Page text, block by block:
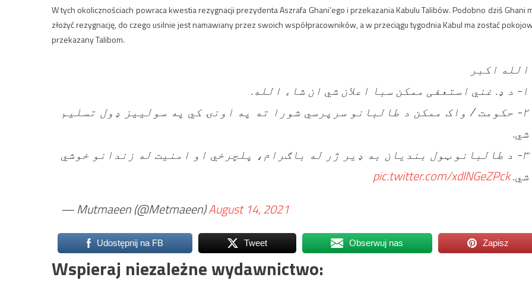
W tych okolicznościach powraca kwestia rezygnacji prezydenta Aszrafa Ghani’ego i przekazania Kabulu Talibów. Podobno dziś Ghani
złożyć rezygnację, do czego usilnie jest namawiany przez swoich współpracowników, a w przeciągu tygodnia Kabul ma zostać
przekazany Talibom.
الله اکبر
۱- د ډ. غني استعفی ممکن سبا اعلان شي ان شاء الله.
۲- حکومت / واک ممکن د طالبانو سرپرسي شورا ته په اونۍ کي په سولييز ډول تسليم
شي.
۳- د طالبانو ټول بنديان به ډير ژر له باګرام، پلچرخي او امنيت له زندانو خوشي
شي.pic.twitter.com/xdlNGeZPck
— Mutmaeen (@Metmaeen)August 14, 2021
Udostępnij na FB Tweet Obserwuj nas Zapisz
Wspieraj niezależne wydawnictwo: